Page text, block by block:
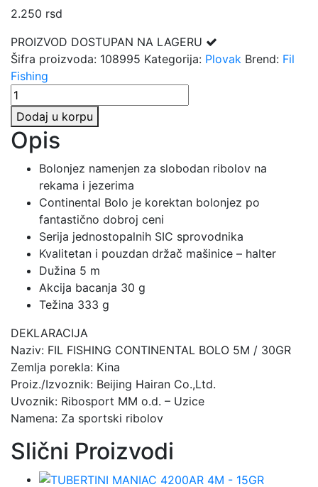
2.250 rsd
PROIZVOD DOSTUPAN NA LAGERU
Šifra proizvoda: 108995 Kategorija: Plovak Brend: Fil
Fishing
FIL
FISHING
CONTINENTAL
BOLO
količina
Dodaj u korpu
Opis
Bolonjez namenjen za slobodan ribolov na
rekama i jezerima
Continental Bolo je korektan bolonjez po
fantastično dobroj ceni
Serija jednostopalnih SIC sprovodnika
Kvalitetan i pouzdan držač mašinice – halter
Dužina 5 m
Akcija bacanja 30 g
Težina 333 g
DEKLARACIJA
Naziv: FIL FISHING CONTINENTAL BOLO 5M / 30GR
Zemlja porekla: Kina
Proiz./Izvoznik: Beijing Hairan Co.,Ltd.
Uvoznik: Ribosport MM o.d. – Uzice
Namena: Za sportski ribolov
Slični Proizvodi